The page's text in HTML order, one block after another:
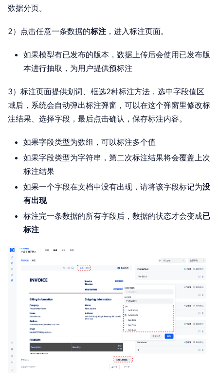
数据分页。
2）点击任意一条数据的标注 ，进入标注页面。
如果模型有已发布的版本，数据上传后会使用已发布版
本进行抽取，为用户提供预标注
3）标注页面提供划词、框选2种标注方法，选中字段值区
域后，系统会自动弹出标注弹窗，可以在这个弹窗里修改标
注结果、选择字段，最后点击确认，保存标注内容。
如果字段类型为数组，可以标注多个值
如果字段类型为字符串，第二次标注结果将会覆盖上次
标注结果
如果一个字段在文档中没有出现，请将该字段标记为没
有出现
标注完一条数据的所有字段后，数据的状态才会变成已
标注